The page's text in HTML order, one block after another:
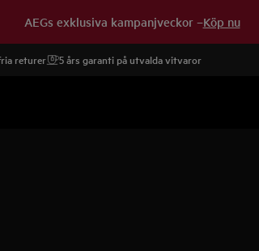
AEGs exklusiva kampanjveckor –Köp nu
returer 5 års garanti på utvalda vitvaror